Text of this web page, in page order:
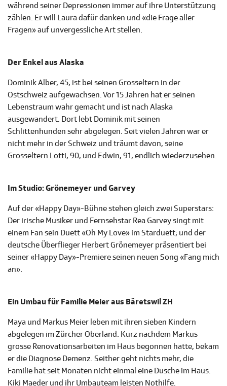
während seiner Depressionen immer auf ihre Unterstützung
zählen. Er will Laura dafür danken und «die Frage aller
Fragen» auf unvergessliche Art stellen.
Der Enkel aus Alaska
Dominik Alber, 45, ist bei seinen Grosseltern in der
Ostschweiz aufgewachsen. Vor 15 Jahren hat er seinen
Lebenstraum wahr gemacht und ist nach Alaska
ausgewandert. Dort lebt Dominik mit seinen
Schlittenhunden sehr abgelegen. Seit vielen Jahren war er
nicht mehr in der Schweiz und träumt davon, seine
Grosseltern Lotti, 90, und Edwin, 91, endlich wiederzusehen.
Im Studio: Grönemeyer und Garvey
Auf der «Happy Day»-Bühne stehen gleich zwei Superstars:
Der irische Musiker und Fernsehstar Rea Garvey singt mit
einem Fan sein Duett «Oh My Love» im Starduett; und der
deutsche Überflieger Herbert Grönemeyer präsentiert bei
seiner «Happy Day»-Premiere seinen neuen Song «Fang mich
an».
Ein Umbau für Familie Meier aus Bäretswil ZH
Maya und Markus Meier leben mit ihren sieben Kindern
abgelegen im Zürcher Oberland. Kurz nachdem Markus
grosse Renovationsarbeiten im Haus begonnen hatte, bekam
er die Diagnose Demenz. Seither geht nichts mehr, die
Familie hat seit Monaten nicht einmal eine Dusche im Haus.
Kiki Maeder und ihr Umbauteam leisten Nothilfe.